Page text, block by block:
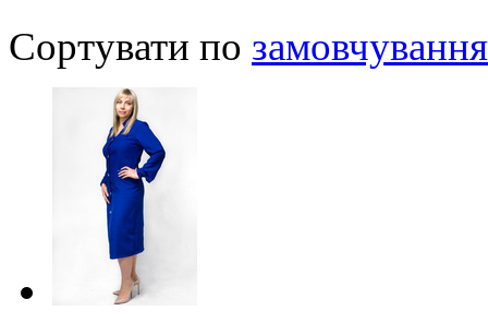
Сортувати по замовчування